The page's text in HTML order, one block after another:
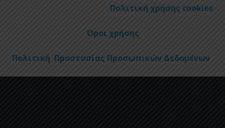
Πολιτική χρήσης cookies
Όροι χρήσης
Πολιτική Προστασίας Προσωπικών Δεδομένων